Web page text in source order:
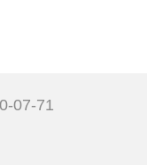
07-71